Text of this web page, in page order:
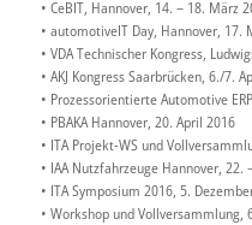
• CeBIT, Hannover, 14. – 18. März
• automotiveIT Day, Hannover, 17.
• VDA Technischer Kongress,
• AKJ Kongress Saarbrücken, 6./7.
• Prozessorientierte Automotive
• PBAKA Hannover, 20. April 2016
• ITA Projekt-WS und
• IAA Nutzfahrzeuge Hannover, 22.
• ITA Symposium 2016, 5.
• Workshop und Vollversammlung,